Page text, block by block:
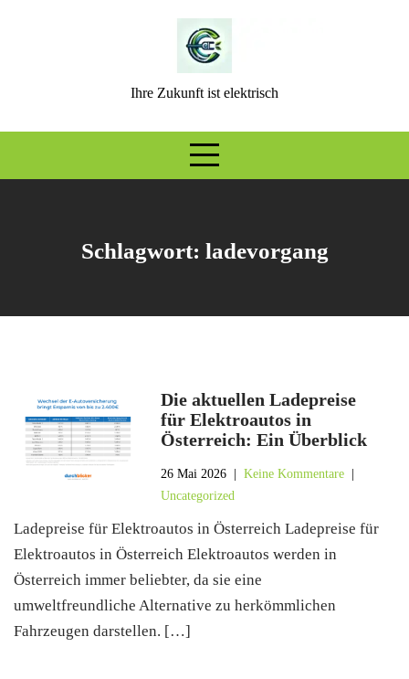
Ihre Zukunft ist elektrisch
Schlagwort: ladevorgang
Die aktuellen Ladepreise
für Elektroautos in
Österreich: Ein Überblick
26 Mai 2026 |Keine Kommentare
Uncategorized
Ladepreise für Elektroautos in Österreich Ladepreise für
Elektroautos in Österreich Elektroautos werden in
Österreich immer beliebter, da sie eine
umweltfreundliche Alternative zu herkömmlichen
Fahrzeugen darstellen. […]